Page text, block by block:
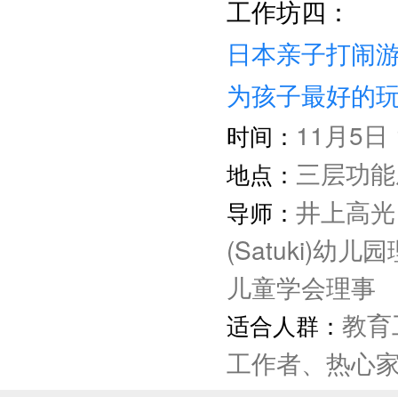
工作坊四：
日本亲子打闹
为孩子最好的
时间： 11月5日
地点： 三层功
导师：井上高
(Satuki)幼儿园
儿童学会理事
适合人群：教